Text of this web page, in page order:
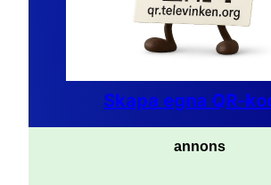
Skapa egna QR-
annons